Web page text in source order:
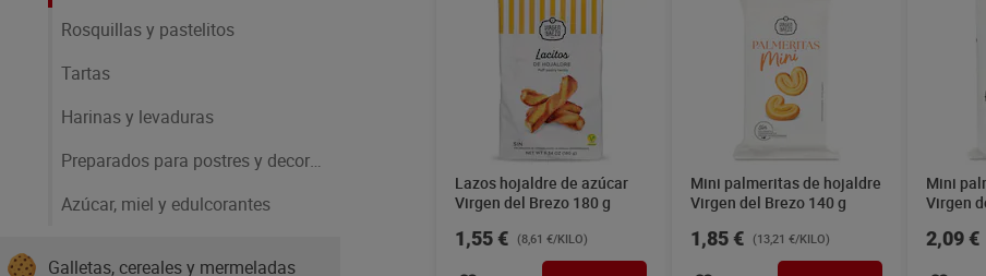
Rosquillas y pastelitos
Tartas
Harinas y levaduras
Preparados para postres y decoración
Azúcar, miel y edulcorantes
Galletas, cereales y mermeladas
Lazos hojaldre de azúcar
Virgen del Brezo 180 g
1,55 € (8,61 €/KILO)
Mini palmeritas de hojaldre
Virgen del Brezo 140 g
1,85 € (13,21 €/KILO)
Mini
Virgen
2,09 €